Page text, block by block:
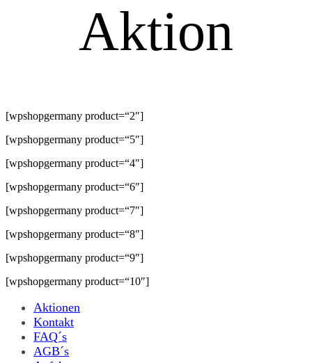
Aktion
[wpshopgermany product=“2″]
[wpshopgermany product=“5″]
[wpshopgermany product=“4″]
[wpshopgermany product=“6″]
[wpshopgermany product=“7″]
[wpshopgermany product=“8″]
[wpshopgermany product=“9″]
[wpshopgermany product=“10″]
Aktionen
Kontakt
FAQ´s
AGB´s